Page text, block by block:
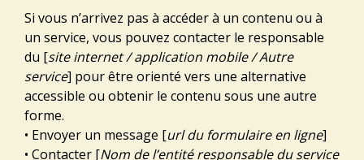
Si vous n’arrivez pas à accéder à un contenu ou à
un service, vous pouvez contacter le responsable
du [site internet / application mobile / Autre
service] pour être orienté vers une alternative
accessible ou obtenir le contenu sous une autre
forme.
• Envoyer un message [url du formulaire en ligne]
• Contacter [Nom de l’entité responsable du service